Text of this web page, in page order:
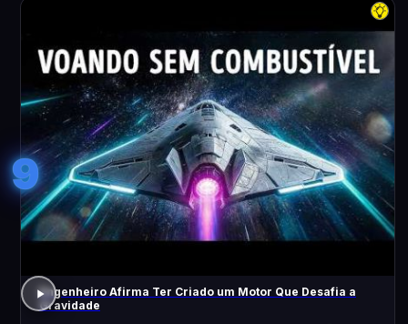
9
Engenheiro Afirma Ter Criado um Motor Que Desafia a
Gravidade